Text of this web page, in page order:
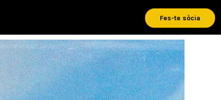
Fes-te sòcia